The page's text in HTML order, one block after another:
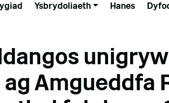
Ysbrydoliaeth Hanes
Amgueddfa